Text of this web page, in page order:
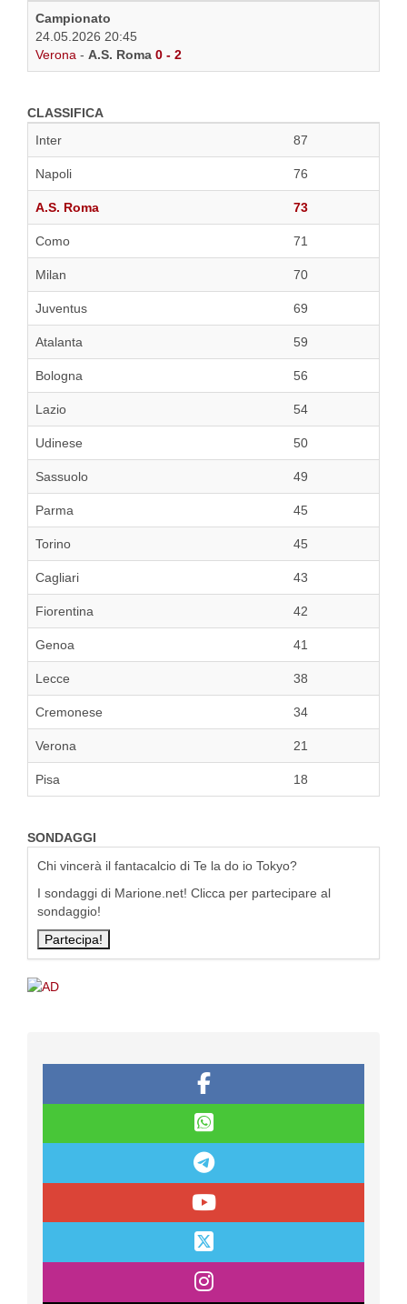
Campionato
24.05.2026 20:45
Verona - A.S. Roma 0 - 2
CLASSIFICA
Inter
87
Napoli 76
A.S. Roma 73
Como 71
Milan 70
Juventus 69
Atalanta 59
Bologna 56
Lazio 54
Udinese 50
Sassuolo 49
Parma 45
Torino 45
Cagliari 43
Fiorentina 42
Genoa 41
Lecce 38
Cremonese 34
Verona 21
Pisa 18
SONDAGGI
Chi vincerà il fantacalcio di Te la do io Tokyo?
I sondaggi di Marione.net! Clicca per partecipare al
sondaggio!